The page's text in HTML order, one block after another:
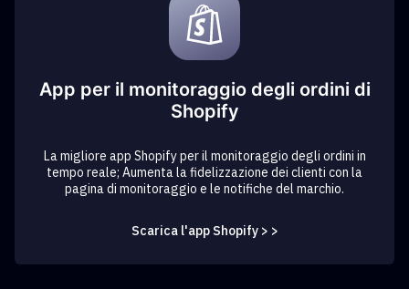
App per il monitoraggio degli ordini di
Shopify
La migliore app Shopify per il monitoraggio degli ordini in
tempo reale; Aumenta la fidelizzazione dei clienti con la
pagina di monitoraggio e le notifiche del marchio.
Scarica l'app Shopify > >